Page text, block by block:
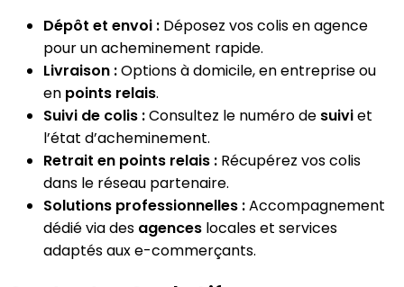
Dépôt et envoi : Déposez vos colis en agence
pour un acheminement rapide.
Livraison :Options à domicile, en entreprise ou
en points relais.
Suivi de colis :Consultez le numéro de suiviet
l’état d’acheminement.
Retrait en points relais : Récupérez vos colis
dans le réseau partenaire.
Solutions professionnelles :Accompagnement
dédié via des agences locales et services
adaptés aux e-commerçants.